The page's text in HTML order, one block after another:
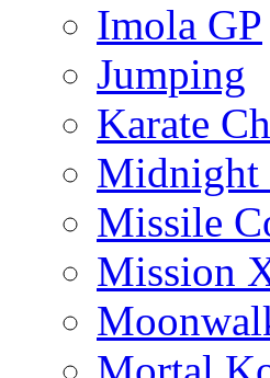
Imola GP
Jumping
Karate
Midnight
Missile
Mission